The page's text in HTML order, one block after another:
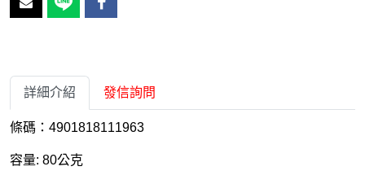
詳細介紹 發信詢問
條碼：4901818111963
容量: 80公克